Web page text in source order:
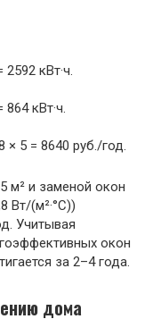
кВт·ч.
кВт·ч.
× 5 = 8640 руб./год.
м² и заменой окон
Вт/(м²·°C))
Учитывая
окон
за 2–4 года.
дома